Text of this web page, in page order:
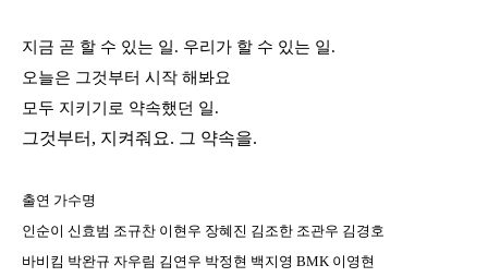
지금 곧 할 수 있는 일. 우리가 할 수 있는 일.
오늘은 그것부터 시작 해봐요
모두 지키기로 약속했던 일.
그것부터 , 지켜줘요. 그 약속을.
출연 가수명
인순이 신효범 조규찬 이현우 장혜진 김조한 조관우 김경호
바비킴 박완규 자우림 김연우 박정현 백지영 BMK 이영현